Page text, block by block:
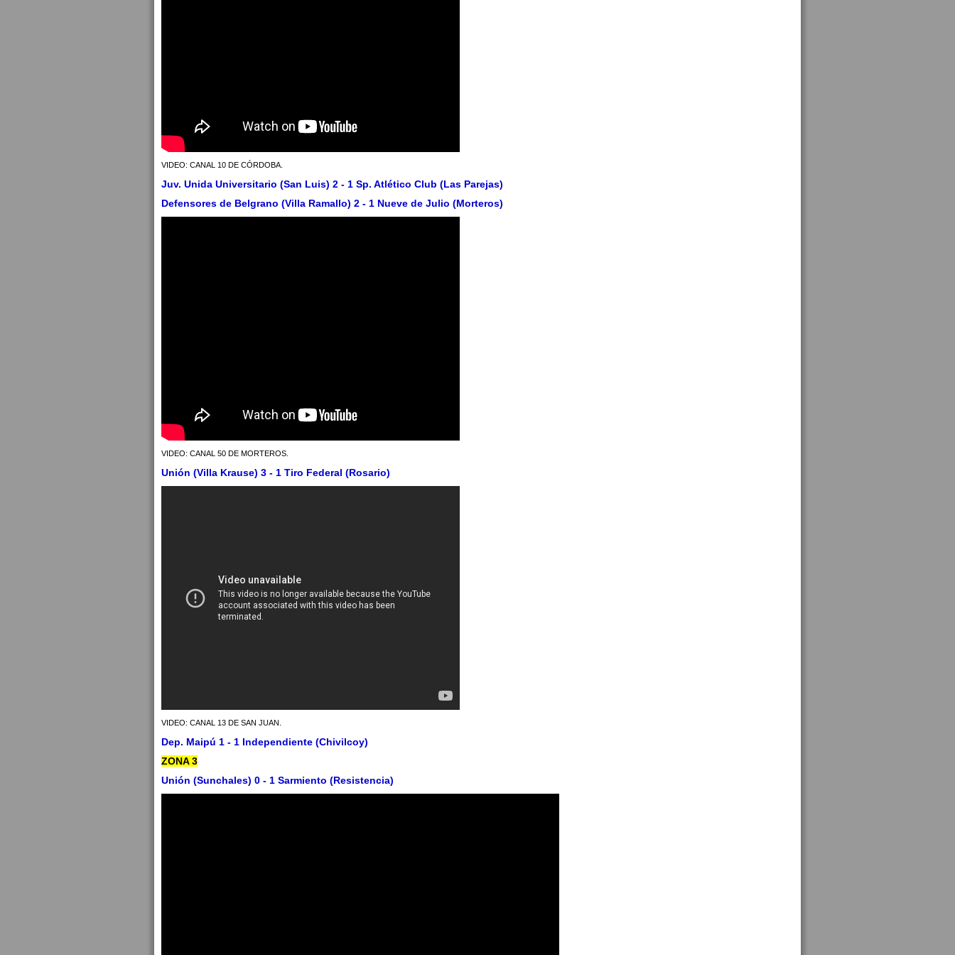
VIDEO: CANAL 10 DE CÓRDOBA.
Juv. Unida Universitario (San Luis) 2 - 1 Sp. Atlético Club (Las Parejas)
Defensores de Belgrano (Villa Ramallo) 2 - 1 Nueve de Julio (Morteros)
VIDEO: CANAL 50 DE MORTEROS.
Unión (Villa Krause) 3 - 1 Tiro Federal (Rosario)
VIDEO: CANAL 13 DE SAN JUAN.
Dep. Maipú 1 - 1 Independiente (Chivilcoy)
ZONA 3
Unión (Sunchales) 0 - 1 Sarmiento (Resistencia)